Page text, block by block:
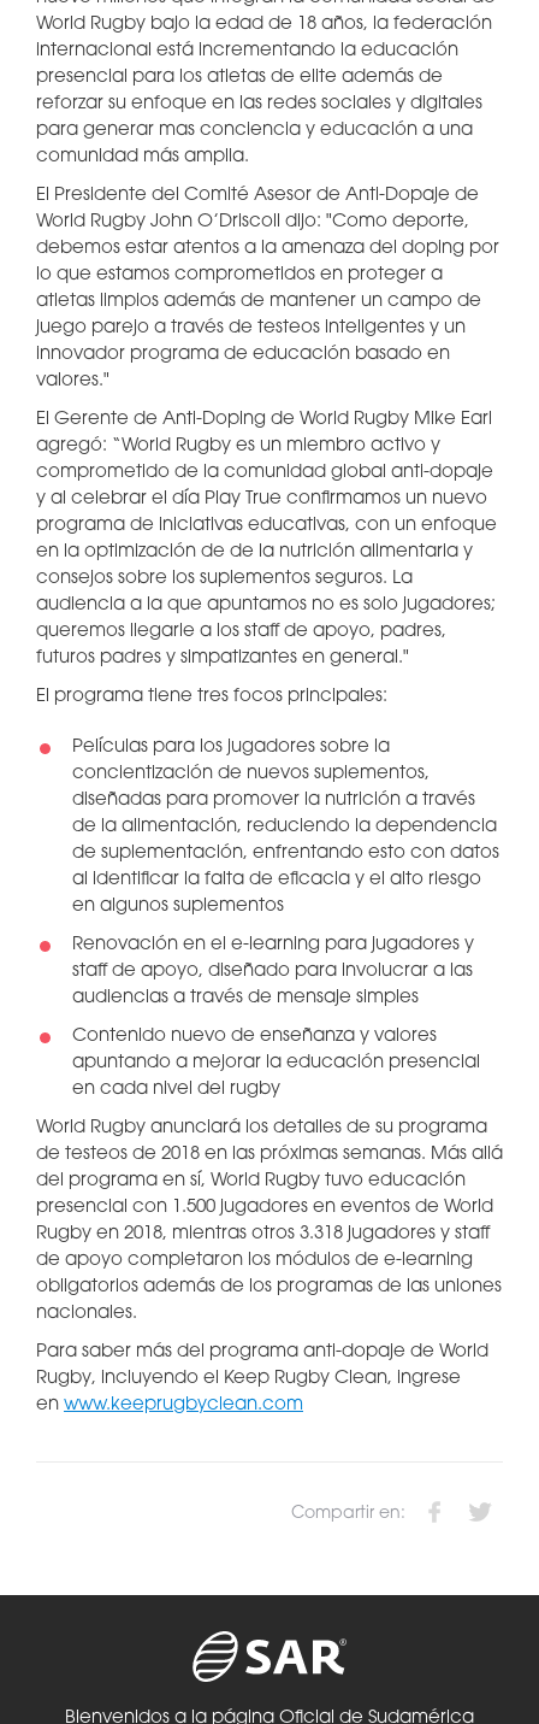
World Rugby bajo la edad de 18 años, la federación
internacional está incrementando la educación
presencial para los atletas de elite además de
reforzar su enfoque en las redes sociales y digitales
para generar mas conciencia y educación a una
comunidad más amplia.
El Presidente del Comité Asesor de Anti-Dopaje de
World Rugby John O’Driscoll dijo: "Como deporte,
debemos estar atentos a la amenaza del doping por
lo que estamos comprometidos en proteger a
atletas limpios además de mantener un campo de
juego parejo a través de testeos inteligentes y un
innovador programa de educación basado en
valores."
El Gerente de Anti-Doping de World Rugby Mike Earl
agregó: “World Rugby es un miembro activo y
comprometido de la comunidad global anti-dopaje
y al celebrar el día Play True confirmamos un nuevo
programa de iniciativas educativas, con un enfoque
en la optimización de de la nutrición alimentaria y
consejos sobre los suplementos seguros. La
audiencia a la que apuntamos no es solo jugadores;
queremos llegarle a los staff de apoyo, padres,
futuros padres y simpatizantes en general."
El programa tiene tres focos principales:
Películas para los jugadores sobre la
concientización de nuevos suplementos,
diseñadas para promover la nutrición a través
de la alimentación, reduciendo la dependencia
de suplementación, enfrentando esto con datos
al identificar la falta de eficacia y el alto riesgo
en algunos suplementos
Renovación en el e-learning para jugadores y
staff de apoyo, diseñado para involucrar a las
audiencias a través de mensaje simples
Contenido nuevo de enseñanza y valores
apuntando a mejorar la educación presencial
en cada nivel del rugby
World Rugby anunciará los detalles de su programa
de testeos de 2018 en las próximas semanas. Más allá
del programa en sí, World Rugby tuvo educación
presencial con 1.500 jugadores en eventos de World
Rugby en 2018, mientras otros 3.318 jugadores y staff
de apoyo completaron los módulos de e-learning
obligatorios además de los programas de las uniones
nacionales.
Para saber más del programa anti-dopaje de World
Rugby, incluyendo el Keep Rugby Clean, ingrese
en www.keeprugbyclean.com
Compartir en:
Bienvenidos a la página Oficial de Sudamérica